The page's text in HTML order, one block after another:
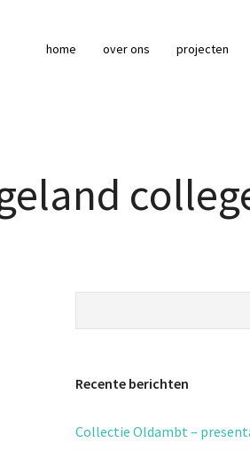
home over ons projecten
Recente berichten
Collectie Oldambt –